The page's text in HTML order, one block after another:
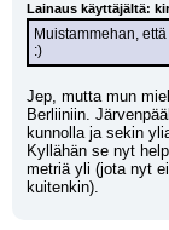
Lainaus käyttäjältä:
Muistammehan,
:)
Jep, mutta mun
Berliiniin.
kunnolla ja sekin
Kyllähän se nyt
metriä yli (jota nyt
kuitenkin).